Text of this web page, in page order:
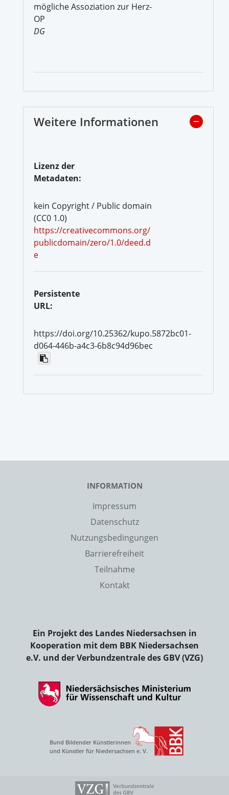
mögliche Assoziation zur Herz-
OP
DG
Weitere Informationen
Lizenz der
Metadaten:
kein Copyright / Public domain
(CC0 1.0)
https://creativecommons.org/
publicdomain/zero/1.0/deed.d
e
Persistente
URL:
https://doi.org/10.25362/kupo.5872bc01-
d064-446b-a4c3-6b8c94d96bec
INFORMATION
Impressum
Datenschutz
Nutzungsbedingungen
Barrierefreiheit
Teilnahme
Kontakt
Ein Projekt des Landes Niedersachsen in
Kooperation mit dem BBK Niedersachsen
e.V. und der Verbundzentrale des GBV (VZG)
Bund Bildender Künstlerinnen
und Künstler für Niedersachsen e. V.